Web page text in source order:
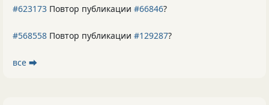
#623173 Повтор публикации #66846?
#568558 Повтор публикации #129287?
все ⮕